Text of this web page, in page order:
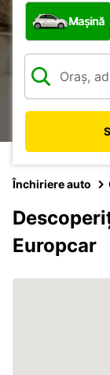
Ce tip de
Mașină
Închiriere auto
Europcar